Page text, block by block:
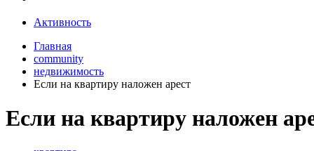
Активность
Главная
community
недвижимость
Если на квартиру наложен арест
Если на квартиру наложен